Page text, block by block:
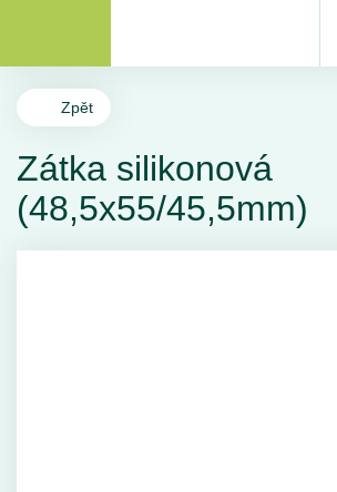
Zpět
Zátka silikonová
(48,5x55/45,5mm)